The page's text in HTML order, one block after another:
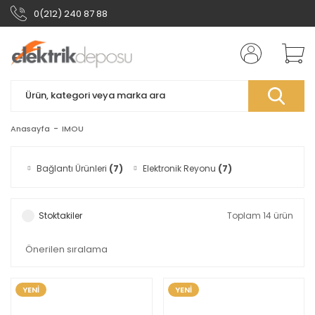
0(212) 240 87 88
Anasayfa IMOU
Bağlantı Ürünleri (7) Elektronik Reyonu (7)
Stoktakiler Toplam 14 ürün
YENİ YENİ